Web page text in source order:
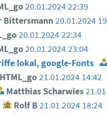
20.01.2024 22:39
Bittersmann20.01.2024
20.01.2024 22:34
20.01.2024 23:04
lokal, google-Fonts
HTML_go 21.01.2024 14:42
Matthias Scharwies
Rolf B21.01.2024 18:24